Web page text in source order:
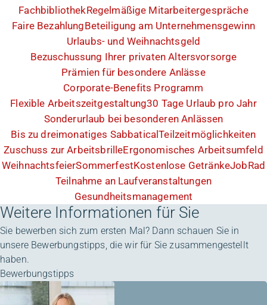
FachbibliothekRegelmäßige Mitarbeitergespräche
Faire BezahlungBeteiligung am Unternehmensgewinn
Urlaubs- und Weihnachtsgeld
Bezuschussung Ihrer privaten Altersvorsorge
Prämien für besondere Anlässe
Corporate-Benefits Programm
Flexible Arbeitszeitgestaltung30 Tage Urlaub pro Jahr
Sonderurlaub bei besonderen Anlässen
Bis zu dreimonatiges SabbaticalTeilzeitmöglichkeiten
Zuschuss zur ArbeitsbrilleErgonomisches Arbeitsumfeld
WeihnachtsfeierSommerfestKostenlose GetränkeJobRad
Teilnahme an Laufveranstaltungen
Gesundheitsmanagement
Weitere Informationen für Sie
Sie bewerben sich zum ersten Mal? Dann schauen Sie in
unsere Bewerbungstipps, die wir für Sie zusammengestellt
haben.
Bewerbungstipps